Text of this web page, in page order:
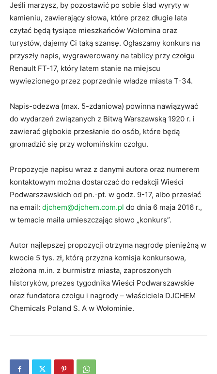
Jeśli marzysz, by pozostawić po sobie ślad wyryty w
kamieniu, zawierający słowa, które przez długie lata
czytać będą tysiące mieszkańców Wołomina oraz
turystów, dajemy Ci taką szansę. Ogłaszamy konkurs na
przyszły napis, wygrawerowany na tablicy przy czołgu
Renault FT-17, który latem stanie na miejscu
wywiezionego przez poprzednie władze miasta T-34.
Napis-odezwa (max. 5-zdaniowa) powinna nawiązywać
do wydarzeń związanych z Bitwą Warszawską 1920 r. i
zawierać głębokie przesłanie do osób, które będą
gromadzić się przy wołomińskim czołgu.
Propozycje napisu wraz z danymi autora oraz numerem
kontaktowym można dostarczać do redakcji Wieści
Podwarszawskich od pn.-pt. w godz. 9-17, albo przesłać
na email: djchem@djchem.com.pl do dnia 6 maja 2016 r.,
w temacie maila umieszczając słowo „konkurs”.
Autor najlepszej propozycji otrzyma nagrodę pieniężną w
kwocie 5 tys. zł, którą przyzna komisja konkursowa,
złożona m.in. z burmistrz miasta, zaproszonych
historyków, prezes tygodnika Wieści Podwarszawskie
oraz fundatora czołgu i nagrody – właściciela DJCHEM
Chemicals Poland S. A w Wołominie.